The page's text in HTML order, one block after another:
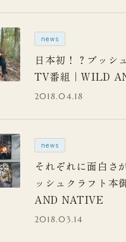
news
日本初！？ブッシ
TV番組｜WILD
2018.04.18
news
それぞれに面白さ
ッシュクラフト本
AND NATIVE
2018.03.14